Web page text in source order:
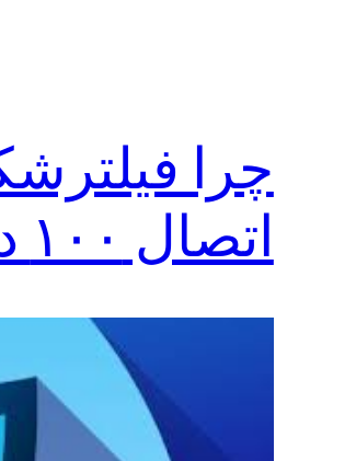
چرا
اتصال ۱۰۰ درصد)